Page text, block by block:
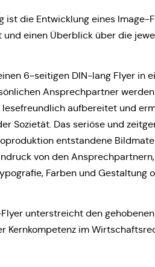
ist die Ent­wick­lung eines Image-
einen Über­blick über die
6‑seitigen DIN-lang Flyer in
Ansprech­part­ner
lese­freund­lich auf­be­rei­tet und
Sozie­tät. Das seriöse und
ent­stan­de­ne
von den
Farben und Gestal­tung
unter­streicht den
Kern­kom­pe­tenz im